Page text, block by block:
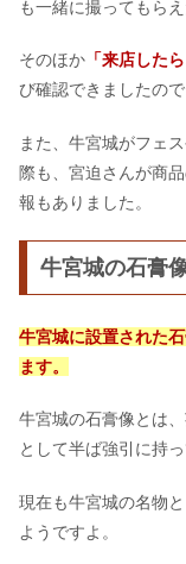
も一緒に撮ってもら
そのほか 「来店した
び確認できましたの
また、牛宮城がフェ
際も、宮迫さんが商
報もありました。
牛宮城の石膏
牛宮城に設置された
ます。
牛宮城の石膏像とは
として半ば強引に持
現在も牛宮城の名物
ようですよ。